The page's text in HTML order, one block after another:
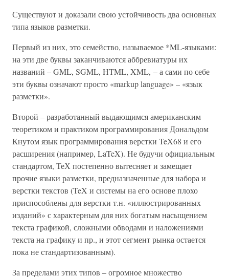
Существуют и доказали свою устойчивость два основных
типа языков разметки.
Первый из них, это семейство, называемое *ML-языками:
на эти две буквы заканчиваются аббревиатуры их
названий – GML, SGML, HTML, XML, – а сами по себе
эти буквы означают просто «markup language» – «язык
разметки».
Второй – разработанный выдающимся американским
теоретиком и практиком программирования Дональдом
Кнутом язык программирования верстки TeX68 и его
расширения (например, LaTeX). Не будучи официальным
стандартом, ТеХ постепенно вытесняет и замещает
прочие языки разметки, предназначенные для набора и
верстки текстов (TeX и системы на его основе плохо
приспособлены для верстки т.н. «иллюстрированных
изданий» с характерным для них богатым насыщением
текста графикой, сложными обводами и наложениями
текста на графику и пр., и этот сегмент рынка остается
пока не стандартизованным).
За пределами этих типов – огромное множество